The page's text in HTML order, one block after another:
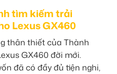
tìm kiếm trải
Lexus GX460
thân thiết của Thành
GX460 đời mới.
đã có đầy đủ tiện nghi,